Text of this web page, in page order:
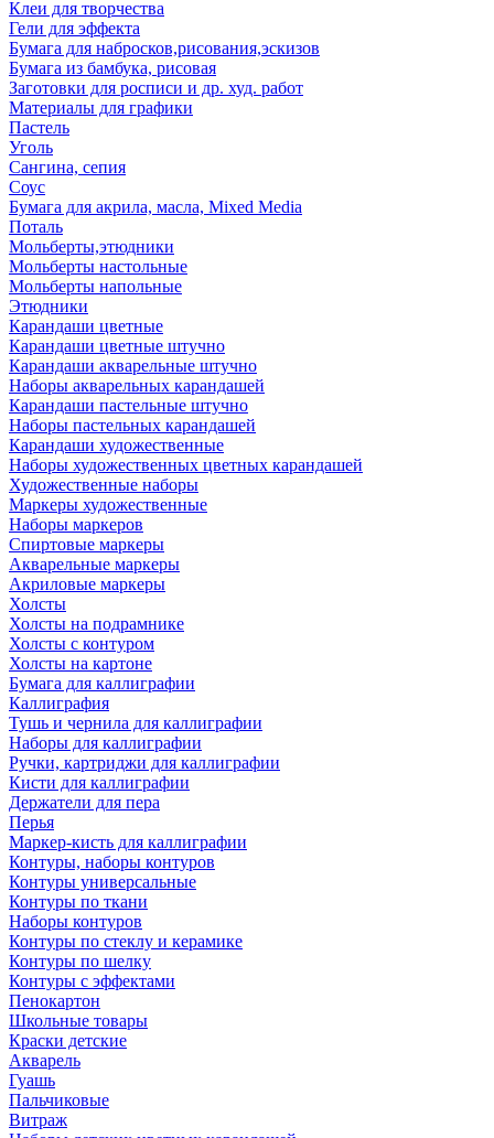
Клеи для творчества
Гели для эффекта
Бумага для набросков,рисования,эскизов
Бумага из бамбука, рисовая
Заготовки для росписи и др. худ. работ
Материалы для графики
Пастель
Уголь
Сангина, сепия
Соус
Бумага для акрила, масла, Mixed Media
Поталь
Мольберты,этюдники
Мольберты настольные
Мольберты напольные
Этюдники
Карандаши цветные
Карандаши цветные штучно
Карандаши акварельные штучно
Наборы акварельных карандашей
Карандаши пастельные штучно
Наборы пастельных карандашей
Карандаши художественные
Наборы художественных цветных карандашей
Художественные наборы
Маркеры художественные
Наборы маркеров
Спиртовые маркеры
Акварельные маркеры
Акриловые маркеры
Холсты
Холсты на подрамнике
Холсты с контуром
Холсты на картоне
Бумага для каллиграфии
Каллиграфия
Тушь и чернила для каллиграфии
Наборы для каллиграфии
Ручки, картриджи для каллиграфии
Кисти для каллиграфии
Держатели для пера
Перья
Маркер-кисть для каллиграфии
Контуры, наборы контуров
Контуры универсальные
Контуры по ткани
Наборы контуров
Контуры по стеклу и керамике
Контуры по шелку
Контуры с эффектами
Пенокартон
Школьные товары
Краски детские
Акварель
Гуашь
Пальчиковые
Витраж